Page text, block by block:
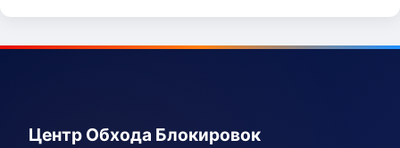
Центр Обхода Блокировок